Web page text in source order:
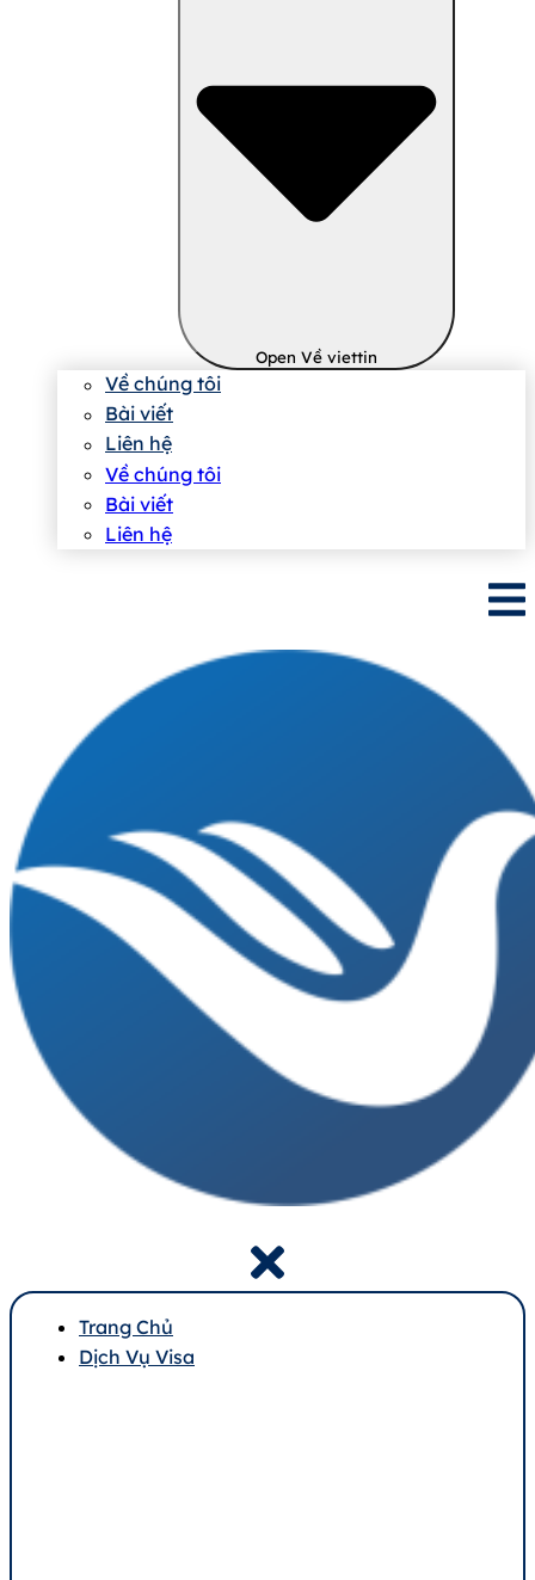
Open Về viettin
Về chúng tôi
Bài viết
Liên hệ
Về chúng tôi
Bài viết
Liên hệ
Trang Chủ
Dịch Vụ Visa